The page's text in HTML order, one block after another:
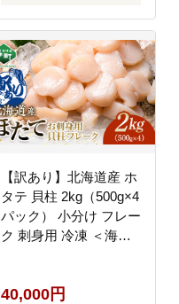
【訳あり】北海道産 ホ
タテ 貝柱 2kg（500g×4
パック） 小分け フレー
ク 刺身用 冷凍 ＜海鮮
帆立 ホタテ 海産物 魚
40,000円